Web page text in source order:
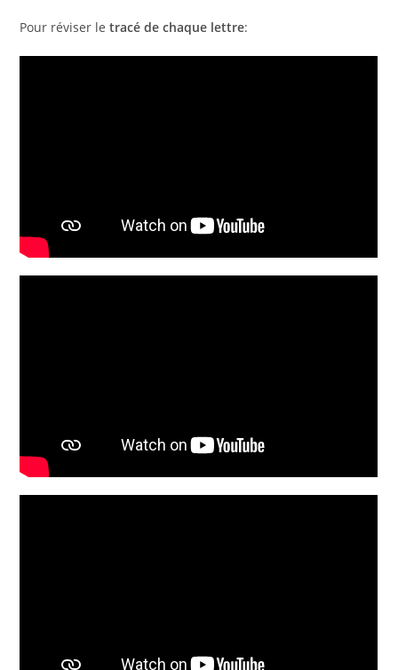
Pour réviser letracé de chaque lettre: